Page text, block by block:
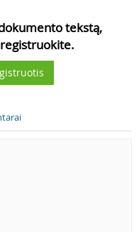
tekstą,